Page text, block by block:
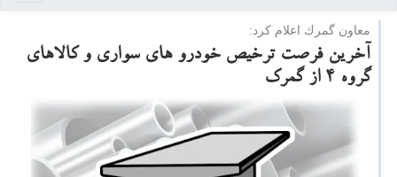
معاون گمرك اعلام كرد:
آخرین فرصت ترخیص خودرو های سواری و كالاهای
گروه ۴ از گمرك